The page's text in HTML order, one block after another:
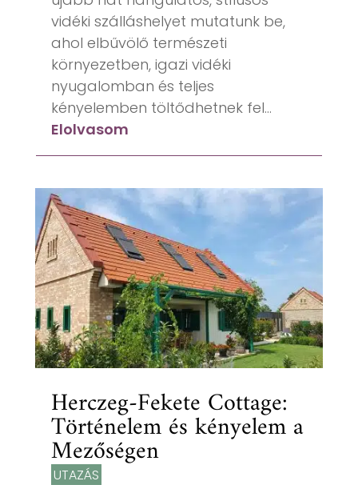
vidéki szálláshelyet mutatunk be,
ahol elbűvölő természeti
környezetben, igazi vidéki
nyugalomban és teljes
kényelemben töltődhetnek fel...
Elolvasom
Herczeg-Fekete Cottage:
Történelem és kényelem a
Mezőségen
UTAZÁS